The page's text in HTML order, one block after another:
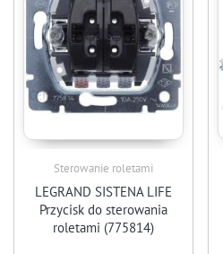
Sterowanie roletami
LEGRAND SISTENA LIFE
Przycisk do sterowania
roletami (775814)